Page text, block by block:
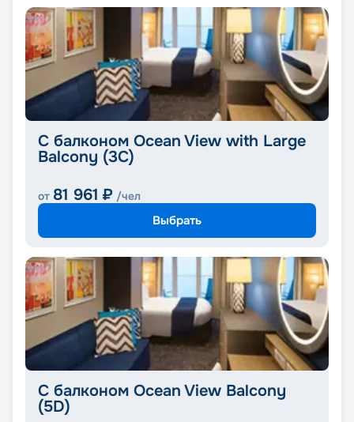
С балконом Ocean View with Large
Balcony (3C)
от 81 961 ₽ /чел
Выбрать
С балконом Ocean View Balcony
(5D)